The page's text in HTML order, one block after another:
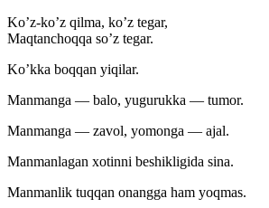
Ko’z-ko’z qilma, ko’z tegar,
Maqtanchoqqa so’z tegar.
Ko’kka boqqan yiqilar.
Manmanga — balo, yugurukka — tumor.
Manmanga — zavol, yomonga — ajal.
Manmanlagan xotinni beshikligida sina.
Manmanlik tuqqan onangga ham yoqmas.